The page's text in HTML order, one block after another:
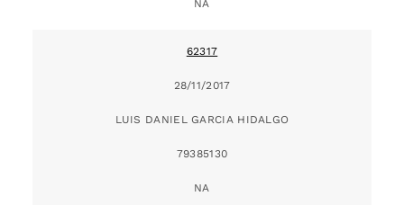
NA
62317
28/11/2017
LUIS DANIEL GARCIA HIDALGO
79385130
NA